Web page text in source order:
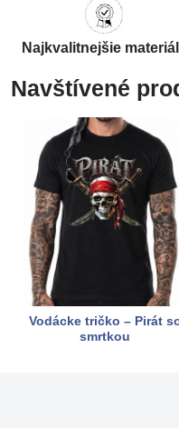
Najkvalitnejšie
Navštívené
Vodácke tričko – Pirát
smrtkou